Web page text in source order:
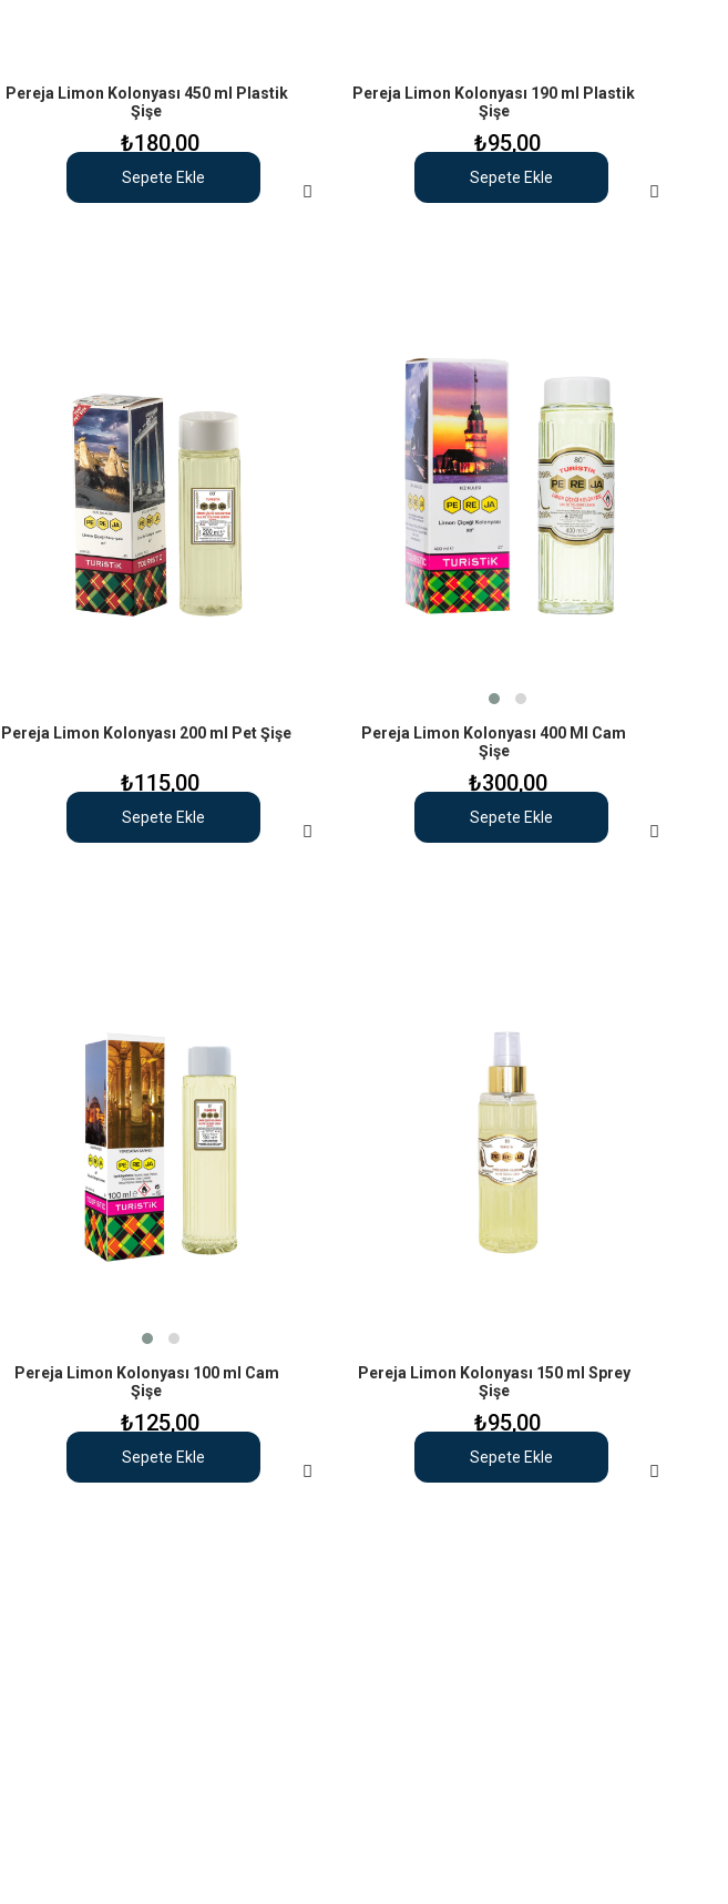
Pereja Limon Kolonyası 450 ml Plastik
Şişe
₺180,00
Sepete Ekle
Pereja Limon Kolonyası 190 ml Plastik
Şişe
₺95,00
Sepete Ekle
Pereja Limon Kolonyası 200 ml Pet Şişe
₺115,00
Sepete Ekle
Pereja Limon Kolonyası 400 Ml Cam
Şişe
₺300,00
Sepete Ekle
Pereja Limon Kolonyası 100 ml Cam
Şişe
₺125,00
Sepete Ekle
Pereja Limon Kolonyası 150 ml Sprey
Şişe
₺95,00
Sepete Ekle